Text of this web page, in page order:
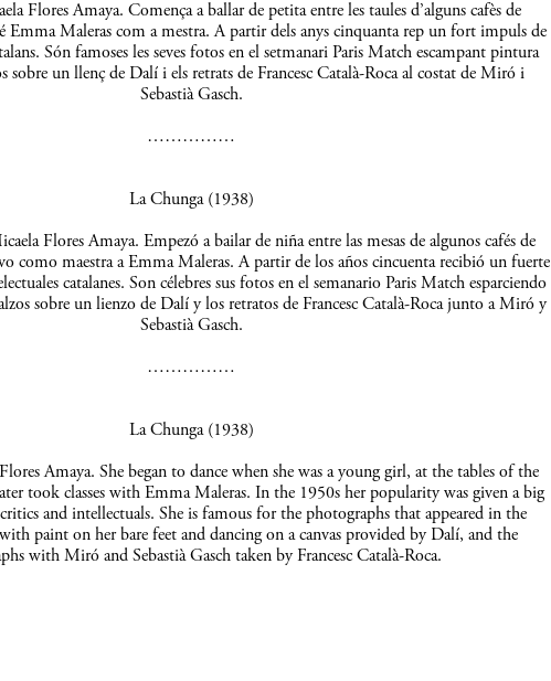
Flores Amaya. Comença a ballar de petita entre les taules d’alguns cafès de
Emma Maleras com a mestra. A partir dels anys cinquanta rep un fort impuls de
Són famoses les seves fotos en el setmanari Paris Match escampant pintura
sobre un llenç de Dalí i els retrats de Francesc Català-Roca al costat de Miró i
Sebastià Gasch.
……………
La Chunga (1938)
Flores Amaya. Empezó a bailar de niña entre las mesas de algunos cafés de
como maestra a Emma Maleras. A partir de los años cincuenta recibió un fuerte
catalanes. Son célebres sus fotos en el semanario Paris Match esparciendo
sobre un lienzo de Dalí y los retratos de Francesc Català-Roca junto a Miró y
Sebastià Gasch.
……………
La Chunga (1938)
Amaya. She began to dance when she was a young girl, at the tables of the
took classes with Emma Maleras. In the 1950s her popularity was given a big
and intellectuals. She is famous for the photographs that appeared in the
paint on her bare feet and dancing on a canvas provided by Dalí, and the
with Miró and Sebastià Gasch taken by Francesc Català-Roca.